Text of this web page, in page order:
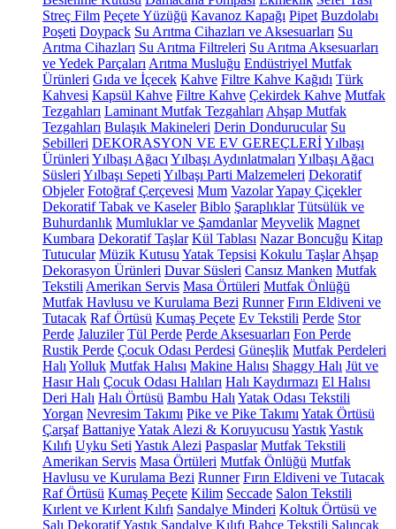
Streç Film Peçete Yüzüğü Kavanoz Kapağı Pipet Buzdolabı
Poşeti Doypack Su Arıtma Cihazları ve Aksesuarları Su
Arıtma Cihazları Su Arıtma Filtreleri Su Arıtma Aksesuarları
ve Yedek Parçaları Arıtma Musluğu Endüstriyel Mutfak
Ürünleri Gıda ve İçecek Kahve Filtre Kahve Kağıdı Türk
Kahvesi Kapsül Kahve Filtre Kahve Çekirdek Kahve Mutfak
Tezgahları Laminant Mutfak Tezgahları Ahşap Mutfak
Tezgahları Bulaşık Makineleri Derin Dondurucular Su
Sebilleri DEKORASYON VE EV GEREÇLERİYılbaşı
Ürünleri Yılbaşı Ağacı Yılbaşı Aydınlatmaları Yılbaşı Ağacı
Süsleri Yılbaşı Sepeti Yılbaşı Parti Malzemeleri Dekoratif
Objeler Fotoğraf Çerçevesi Mum VazolarYapay Çiçekler
Dekoratif Tabak ve Kaseler Biblo Şaraplıklar Tütsülük ve
Buhurdanlık Mumluklar ve Şamdanlar Meyvelik Magnet
Kumbara Dekoratif Taşlar Kül Tablası Nazar Boncuğu Kitap
Tutucular Müzik Kutusu Yatak Tepsisi Kokulu Taşlar Ahşap
Dekorasyon Ürünleri Duvar Süsleri Cansız Manken Mutfak
Tekstili Amerikan Servis Masa Örtüleri Mutfak Önlüğü
Mutfak Havlusu ve Kurulama Bezi Runner Fırın Eldiveni ve
Tutacak Raf Örtüsü Kumaş Peçete Ev Tekstili Perde Stor
Perde Jaluziler Tül Perde Perde Aksesuarları Fon Perde
Rustik Perde Çocuk Odası Perdesi Güneşlik Mutfak Perdeleri
Halı Yolluk Mutfak Halısı Makine Halısı Shaggy Halı Jüt ve
Hasır Halı Çocuk Odası Halıları Halı Kaydırmazı El Halısı
Deri Halı Halı Örtüsü Bambu Halı Yatak Odası Tekstili
Yorgan Nevresim Takımı Pike ve Pike Takımı Yatak Örtüsü
Çarşaf BattaniyeYatak Alezi & Koruyucusu YastıkYastık
Kılıfı Uyku Seti Yastık Alezi Paspaslar Mutfak Tekstili
Amerikan Servis Masa Örtüleri Mutfak Önlüğü Mutfak
Havlusu ve Kurulama Bezi Runner Fırın Eldiveni ve Tutacak
Raf Örtüsü Kumaş Peçete Kilim Seccade Salon Tekstili
Kırlent ve Kırlent Kılıfı Sandalye Minderi Koltuk Örtüsü ve
Şalı Dekoratif Yastık Sandalye Kılıfı Bahçe Tekstili Salıncak